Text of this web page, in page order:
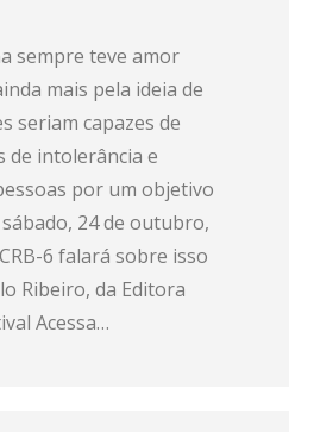
sempre teve amor
mais pela ideia de
seriam capazes de
de intolerância e
por um objetivo
24 de outubro,
6 falará sobre isso
Ribeiro, da Editora
Acessa…